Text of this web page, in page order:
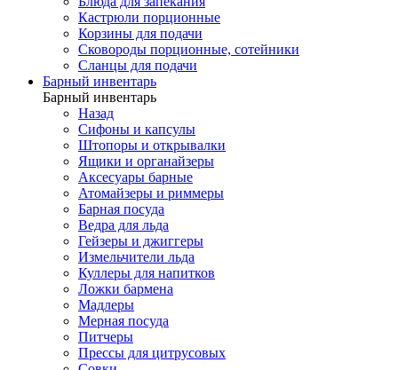
Кастрюли порционные
Корзины для подачи
Сковороды порционные, сотейники
Сланцы для подачи
Барный инвентарь
Барный инвентарь
Назад
Сифоны и капсулы
Штопоры и открывалки
Ящики и органайзеры
Аксесуары барные
Атомайзеры и риммеры
Барная посуда
Ведра для льда
Гейзеры и джиггеры
Измельчители льда
Куллеры для напитков
Ложки бармена
Мадлеры
Мерная посуда
Питчеры
Прессы для цитрусовых